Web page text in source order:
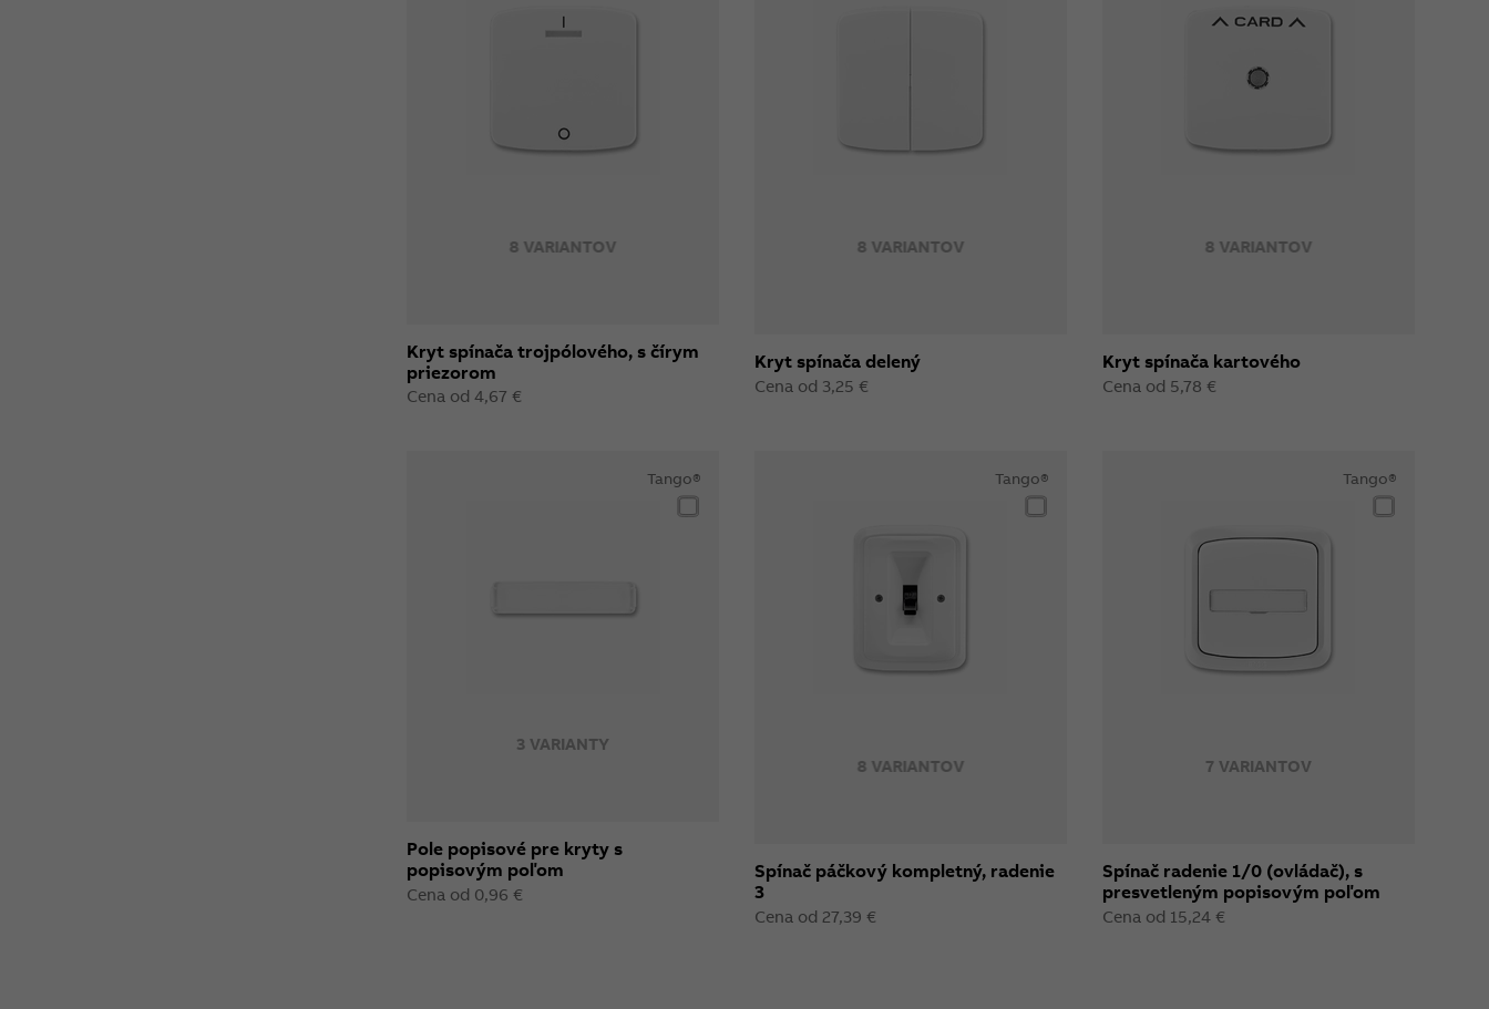
8 VARIANTOV
Kryt spínača trojpólového, s čírym
priezorom
Cena od 4,67 €
8 VARIANTOV
Kryt spínača delený
Cena od 3,25 €
8 VARIANTOV
Kryt spínača kartového
Cena od 5,78 €
3 VARIANTY
Tango®
Pole popisové pre kryty s
popisovým poľom
Cena od 0,96 €
8 VARIANTOV
Tango®
Spínač páčkový kompletný, radenie
3
Cena od 27,39 €
7 VARIANTOV
Tango®
Spínač radenie 1/0 (ovládač), s
presvetleným popisovým poľom
Cena od 15,24 €